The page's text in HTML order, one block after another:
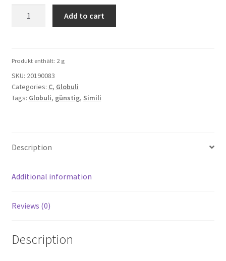
Add to cart
Produkt enthält: 2 g
SKU: 20190083
Categories: C, Globuli
Tags: Globuli, günstig, Simili
Description
Additional information
Reviews (0)
Description